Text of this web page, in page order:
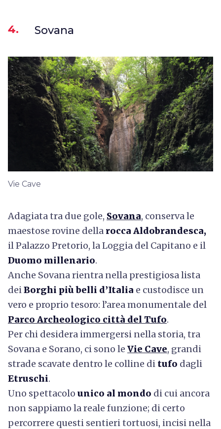
4. Sovana
Vie Cave
Adagiata tra due gole, Sovana, conserva le
maestose rovine della rocca Aldobrandesca,
il Palazzo Pretorio, la Loggia del Capitano e il
Duomo millenario.
Anche Sovana rientra nella prestigiosa lista
deiBorghi più belli d’Italia e custodisce un
vero e proprio tesoro: l’area monumentale del
Parco Archeologico città del Tufo.
Per chi desidera immergersi nella storia, tra
Sovana e Sorano, ci sono le Vie Cave, grandi
strade scavate dentro le colline di tufo dagli
Etruschi.
Uno spettacolo unico al mondo di cui ancora
non sappiamo la reale funzione; di certo
percorrere questi sentieri tortuosi, incisi nella